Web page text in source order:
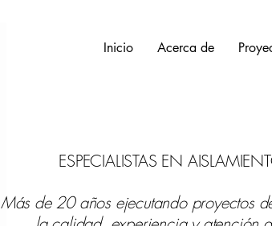
Inicio Acerca de
ESPECIALISTAS EN
Más de 20 años ejecutando proyectos